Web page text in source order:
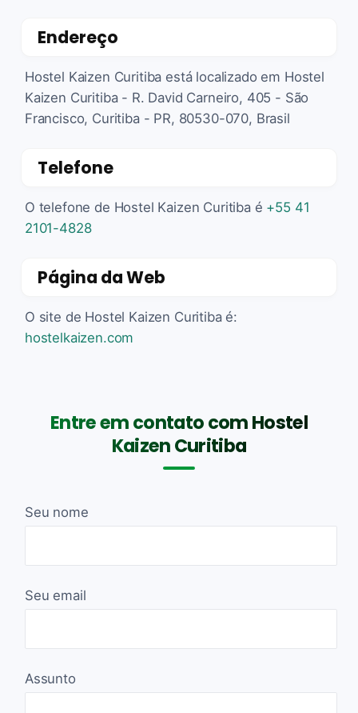
Endereço
Hostel Kaizen Curitiba está localizado em Hostel
Kaizen Curitiba - R. David Carneiro, 405 - São
Francisco, Curitiba - PR, 80530-070, Brasil
Telefone
O telefone de Hostel Kaizen Curitiba é +55 41
2101-4828
Página da Web
O site de Hostel Kaizen Curitiba é:
hostelkaizen.com
Entre em contato com Hostel
Kaizen Curitiba
Seu nome
Seu email
Assunto